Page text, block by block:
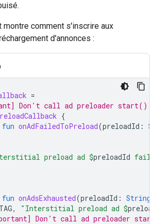
montre comment s'inscrire aux
d'annonces :
=
Don't call ad preloader start()
{
fun onAdFailedToPreload(preloadId :
preload ad $preloadId
fun onAdsExhausted(preloadId : String
TAG, "Interstitial preload ad $
Don't call ad preloader